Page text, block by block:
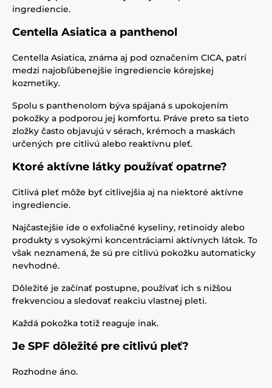
ingrediencie.
Centella Asiatica a panthenol
Centella Asiatica, známa aj pod označením CICA, patrí
medzi najobľúbenejšie ingrediencie kórejskej
kozmetiky.
Spolu s panthenolom býva spájaná s upokojením
pokožky a podporou jej komfortu. Práve preto sa tieto
zložky často objavujú v sérach, krémoch a maskách
určených pre citlivú alebo reaktívnu pleť.
Ktoré aktívne látky používať opatrne?
Citlivá pleť môže byť citlivejšia aj na niektoré aktívne
ingrediencie.
Najčastejšie ide o exfoliačné kyseliny, retinoidy alebo
produkty s vysokými koncentráciami aktívnych látok. To
však neznamená, že sú pre citlivú pokožku automaticky
nevhodné.
Dôležité je začínať postupne, používať ich s nižšou
frekvenciou a sledovať reakciu vlastnej pleti.
Každá pokožka totiž reaguje inak.
Je SPF dôležité pre citlivú pleť?
Rozhodne áno.